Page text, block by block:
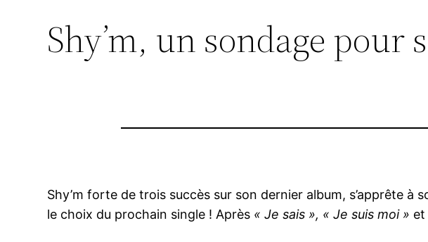
Shy’m, un sondage pour
Shy’m forte de trois succès sur son dernier album, s’apprête
le choix du prochain single ! Après « Je sais », « Je suis moi » et